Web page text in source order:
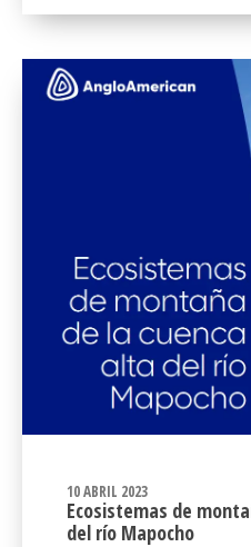
10 ABRIL 2023
Ecosistemas de
del río Mapocho